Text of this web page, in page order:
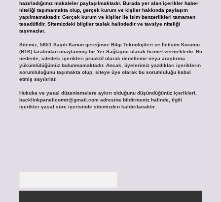
hazırladığımız makaleler paylaşılmaktadır. Burada yer alan içerikler haber
niteliği taşımamakta olup, gerçek kurum ve kişiler hakkında paylaşım
yapılmamaktadır. Gerçek kurum ve kişiler ile isim benzerlikleri tamamen
tesadüfidir. Sitemizdeki bilgiler taslak halindedir ve tavsiye niteliği
taşımazlar.
Sitemiz, 5651 Sayılı Kanun gereğince Bilgi Teknolojileri ve İletişim Kurumu
(BTK) tarafından onaylanmış bir Yer Sağlayıcı olarak hizmet vermektedir. Bu
nedenle, sitedeki içerikleri proaktif olarak denetleme veya araştırma
yükümlülüğümüz bulunmamaktadır. Ancak, üyelerimiz yazdıkları içeriklerin
sorumluluğunu taşımakta olup, siteye üye olarak bu sorumluluğu kabul
etmiş sayılırlar.
Hukuka ve yasal düzenlemelere aykırı olduğunu düşündüğünüz içerikleri,
backlinkpanelicomtr@gmail.comadresine bildirmeniz halinde, ilgili
içerikler yasal süre içerisinde sitemizden kaldırılacaktır.